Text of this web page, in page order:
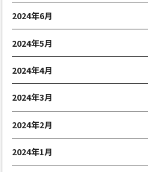
2024年6月
2024年5月
2024年4月
2024年3月
2024年2月
2024年1月